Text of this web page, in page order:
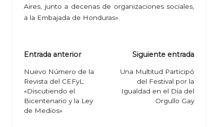
Aires, junto a decenas de organizaciones sociales,
a la Embajada de Honduras».
Navegación
de
entradas
Entrada anterior
Nuevo Número de la
Revista del CEFyL:
«Discutiendo el
Bicentenario y la Ley
de Medios»
Siguiente entrada
Una Multitud Participó
del Festival por la
Igualdad en el Día del
Orgullo Gay